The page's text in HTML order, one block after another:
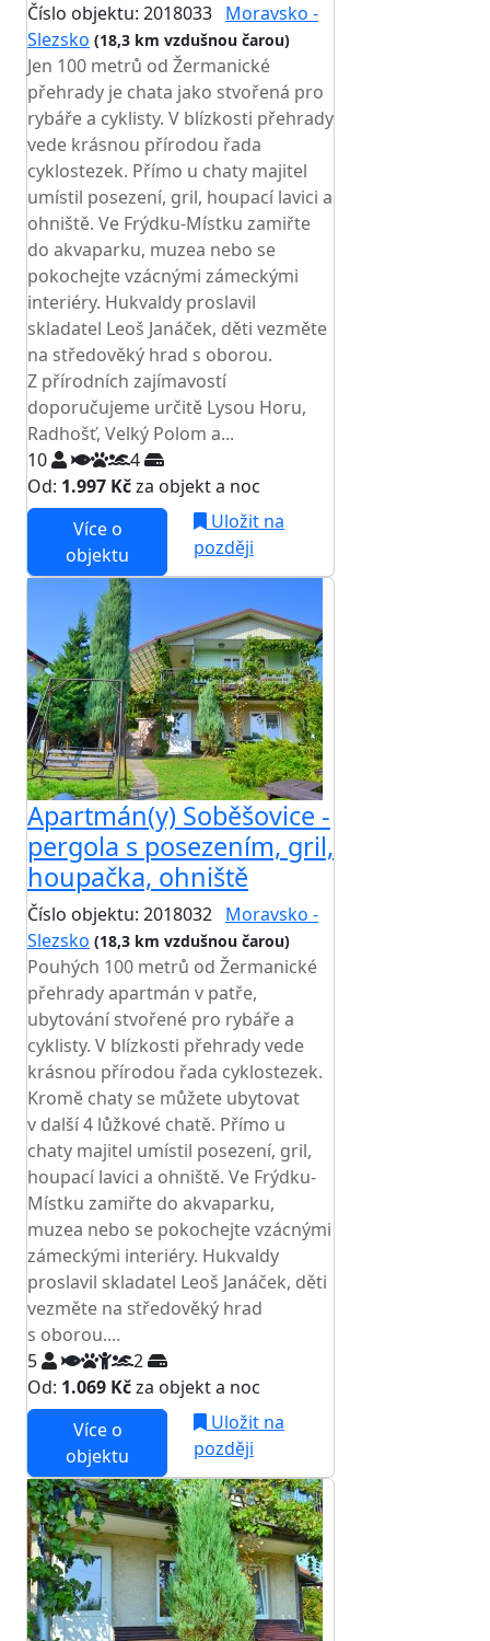
Číslo objektu: 2018033 Moravsko -
Slezsko (18,3 km vzdušnou čarou)
Jen 100 metrů od Žermanické
přehrady je chata jako stvořená pro
rybáře a cyklisty. V blízkosti přehrady
vede krásnou přírodou řada
cyklostezek. Přímo u chaty majitel
umístil posezení, gril, houpací lavici a
ohniště. Ve Frýdku-Místku zamiřte
do akvaparku, muzea nebo se
pokochejte vzácnými zámeckými
interiéry. Hukvaldy proslavil
skladatel Leoš Janáček, děti vezměte
na středověký hrad s oborou.
Z přírodních zajímavostí
doporučujeme určitě Lysou Horu,
Radhošť, Velký Polom a...
10
4
Od: 1.997 Kčza objekt a noc
Více o
objektu
Uložit na
později
Apartmán(y) Soběšovice -
pergola s posezením, gril,
houpačka, ohniště
Číslo objektu: 2018032 Moravsko -
Slezsko (18,3 km vzdušnou čarou)
Pouhých 100 metrů od Žermanické
přehrady apartmán v patře,
ubytování stvořené pro rybáře a
cyklisty. V blízkosti přehrady vede
krásnou přírodou řada cyklostezek.
Kromě chaty se můžete ubytovat
v další 4 lůžkové chatě. Přímo u
chaty majitel umístil posezení, gril,
houpací lavici a ohniště. Ve Frýdku-
Místku zamiřte do akvaparku,
muzea nebo se pokochejte vzácnými
zámeckými interiéry. Hukvaldy
proslavil skladatel Leoš Janáček, děti
vezměte na středověký hrad
s oborou....
5
2
Od: 1.069 Kčza objekt a noc
Více o
objektu
Uložit na
později